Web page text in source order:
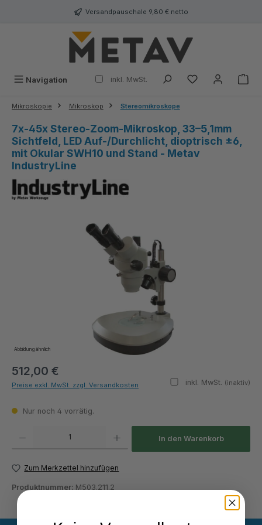
Versandpauschale 9,80 € netto
Navigation inkl. MwSt.
Mikroskopie Mikroskop Stereomikroskope
7x-45x Stereo‑Zoom‑Mikroskop, 33–5,1mm
Sichtfeld, LED Auf‑/Durchlicht, dioptrisch ±6,
mit Okular SWH10 und Stand - Metav
IndustryLine
Bildergalerie überspringen
Abbildung ähnlich
512,00 €
inkl. MwSt. (inaktiv)
Preise exkl. MwSt. zzgl. Versandkosten
Nur noch 4 vorrätig.
In den Warenkorb
Zum Merkzettel hinzufügen
Produktnummer: M503.211.2